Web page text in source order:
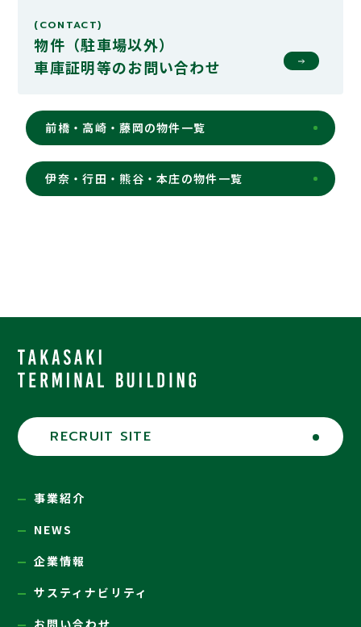
(CONTACT)
物件（駐車場以外）
車庫証明等のお問い合わせ
前橋・高崎・藤岡の物件一覧
伊奈・行田・熊谷・本庄の物件一覧
RECRUIT SITE
事業紹介
NEWS
企業情報
サスティナビリティ
お問い合わせ